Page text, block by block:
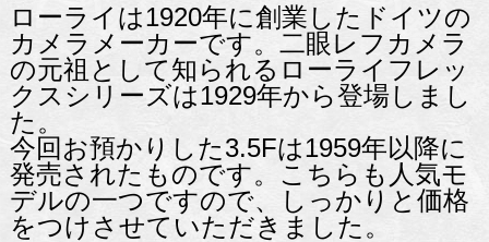
ローライは1920年に創業したドイツの
カメラメーカーです。二眼レフカメラ
の元祖として知られるローライフレッ
クスシリーズは1929年から登場しまし
た。
今回お預かりした3.5Fは1959年以降に
発売されたものです。こちらも人気モ
デルの一つですので、しっかりと価格
をつけさせていただきました。